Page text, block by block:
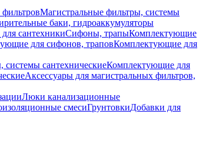
Магистральные фильтры, системы
баки, гидроаккумуляторы
сантехникиСифоны, трапыКомплектующие
для сифонов, траповКомплектующие для
сантехническиеКомплектующие для
Аксессуары для магистральных фильтров,
Люки канализационные
смесиГрунтовкиДобавки для